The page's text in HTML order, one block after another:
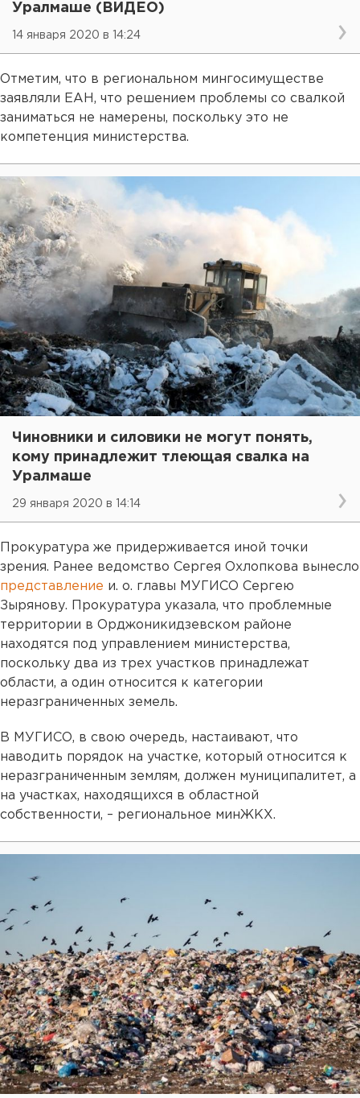
Уралмаше (ВИДЕО)
14 января 2020 в 14:24
Отметим, что в региональном мингосимуществе
заявляли ЕАН, что решением проблемы со свалкой
заниматься не намерены, поскольку это не
компетенция министерства.
Чиновники и силовики не могут понять,
кому принадлежит тлеющая свалка на
Уралмаше
29 января 2020 в 14:14
Прокуратура же придерживается иной точки
зрения. Ранее ведомство Сергея Охлопкова вынесло
представление и. о. главы МУГИСО Сергею
Зырянову. Прокуратура указала, что проблемные
территории в Орджоникидзевском районе
находятся под управлением министерства,
поскольку два из трех участков принадлежат
области, а один относится к категории
неразграниченных земель.
В МУГИСО, в свою очередь, настаивают, что
наводить порядок на участке, который относится к
неразграниченным землям, должен муниципалитет, а
на участках, находящихся в областной
собственности, – региональное минЖКХ.